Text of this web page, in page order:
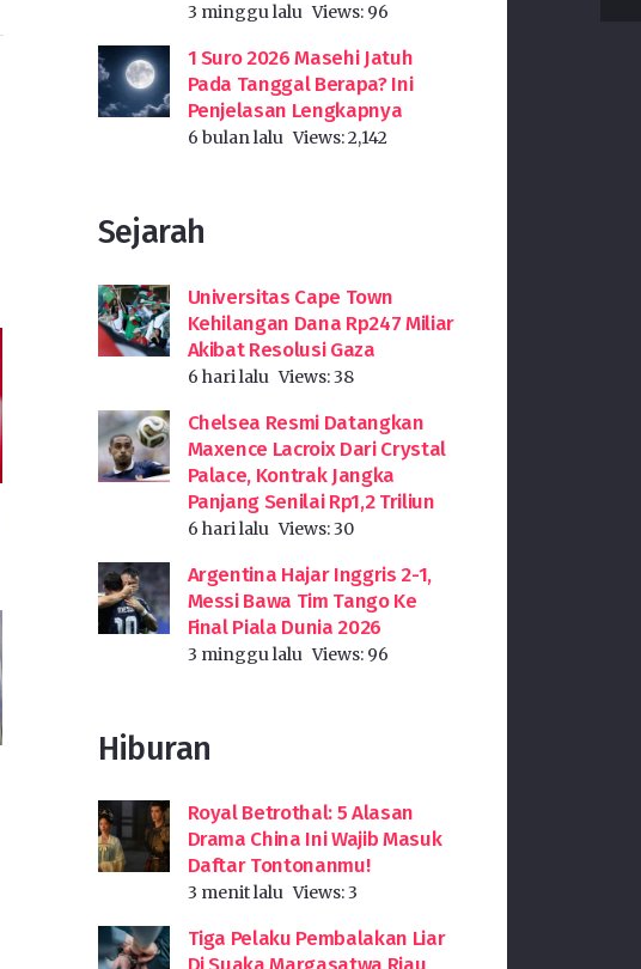
3 minggu lalu Views: 96
1 Suro 2026 Masehi Jatuh
Pada Tanggal Berapa? Ini
Penjelasan Lengkapnya
6 bulan lalu Views:2,142
Sejarah
Universitas Cape Town
Kehilangan Dana Rp247 Miliar
Akibat Resolusi Gaza
6 hari lalu Views:38
Chelsea Resmi Datangkan
Maxence Lacroix Dari Crystal
Palace, Kontrak Jangka
Panjang Senilai Rp1,2 Triliun
6 hari lalu Views:30
Argentina Hajar Inggris 2-1,
Messi Bawa Tim Tango Ke
Final Piala Dunia 2026
3 minggu lalu Views: 96
Hiburan
Royal Betrothal: 5 Alasan
Drama China Ini Wajib Masuk
Daftar Tontonanmu!
3 menit lalu Views:3
Tiga Pelaku Pembalakan Liar